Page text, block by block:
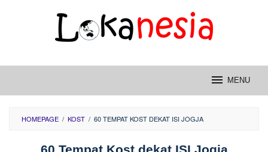
MENU
HOMEPAGE / KOST / 60 TEMPAT KOST DEKAT ISI JOGJA